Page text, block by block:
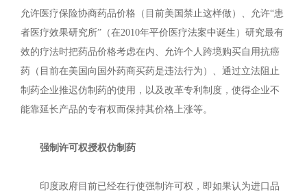
允许医疗保险协商药品价格（目前美国禁止这样做）、允许“患
者医疗效果研究所”（在2010年平价医疗法案中诞生）研究最有
效的疗法时把药品价格考虑在内、允许个人跨境购买自用抗癌
药（目前在美国向国外药商买药是违法行为）、通过立法阻止
制药企业推迟仿制药的使用，以及改革专利制度，使得企业不
能靠延长产品的专有权而保持其价格上涨等。
强制许可权授权仿制药
印度政府目前已经在行使强制许可权，即如果认为进口品